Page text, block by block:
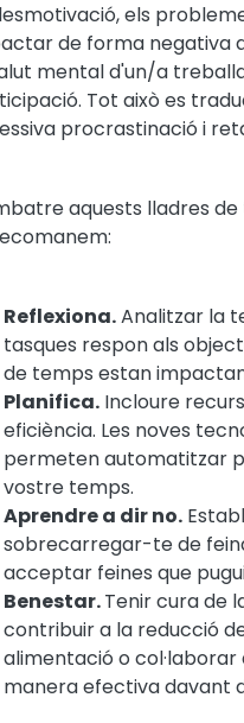
els
de forma negativa
mental d'un/a
Tot això es
procrastinació i
aquests lladres de
Reflexiona.Analitzar la
tasques respon als
de temps estan
Planifica. Incloure
eficiència. Les noves
permeten automatitzar
vostre temps.
Aprendre a dir no.
sobrecarregar-te de
acceptar feines que
Benestar.Tenir cura de
contribuir a la reducció
alimentació o
manera efectiva davant